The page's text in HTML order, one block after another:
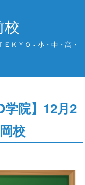
校
ＫＹＯ - 小・中・高・
学院】12月2
校